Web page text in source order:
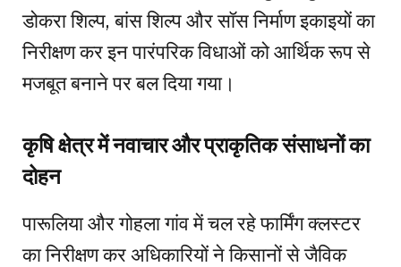
डोकरा शिल्प, बांस शिल्प और सॉस निर्माण इकाइयों का
निरीक्षण कर इन पारंपरिक विधाओं को आर्थिक रूप से
मजबूत बनाने पर बल दिया गया।
कृषि क्षेत्र में नवाचार और प्राकृतिक संसाधनों का
दोहन
पारूलिया और गोहला गांव में चल रहे फार्मिंग क्लस्टर
का निरीक्षण कर अधिकारियों ने किसानों से जैविक